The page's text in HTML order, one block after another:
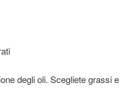
degli oli. Scegliete grassi e